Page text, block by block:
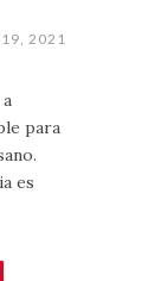
19, 2021
para
es